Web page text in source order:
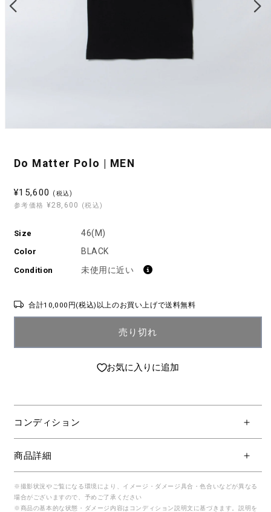
Do Matter Polo | MEN
セ
ー
価
格
¥15,600 (税込)
参考価格 ¥28,600 (税込)
Size 46(M)
Color BLACK
Condition 未使用に近い
合計10,000円(税込)以上のお買い上げで送料無料
売り切れ
お気に入りに追加
コンディション
商品詳細
※撮影状況やご覧になる環境により、イメージ・ダメージ具合・色合いなどが異なる
場合がございますので、予めご了承ください
※商品の基本的な状態・ダメージ内容はコンディション説明文に基づきます。説明を